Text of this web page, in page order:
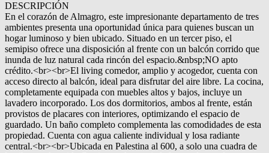
DESCRIPCIÓN
En el corazón de Almagro, este impresionante departamento de tres
ambientes presenta una oportunidad única para quienes buscan un
hogar luminoso y bien ubicado. Situado en un tercer piso, el
semipiso ofrece una disposición al frente con un balcón corrido que
inunda de luz natural cada rincón del espacio.&nbsp;NO apto
crédito.<br><br>El living comedor, amplio y acogedor, cuenta con
acceso directo al balcón, ideal para disfrutar del aire libre. La cocina,
completamente equipada con muebles altos y bajos, incluye un
lavadero incorporado. Los dos dormitorios, ambos al frente, están
provistos de placares con interiores, optimizando el espacio de
guardado. Un baño completo complementa las comodidades de esta
propiedad. Cuenta con agua caliente individual y losa radiante
central.<br><br>Ubicada en Palestina al 600, a solo una cuadra de